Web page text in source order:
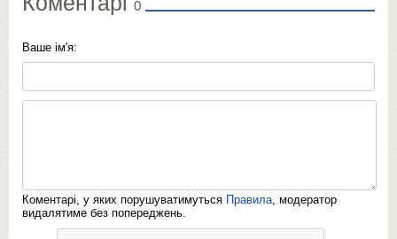
0
Ваше ім'я:
Коментарі, у яких порушуватимуться Правила, модератор
видалятиме без попереджень.